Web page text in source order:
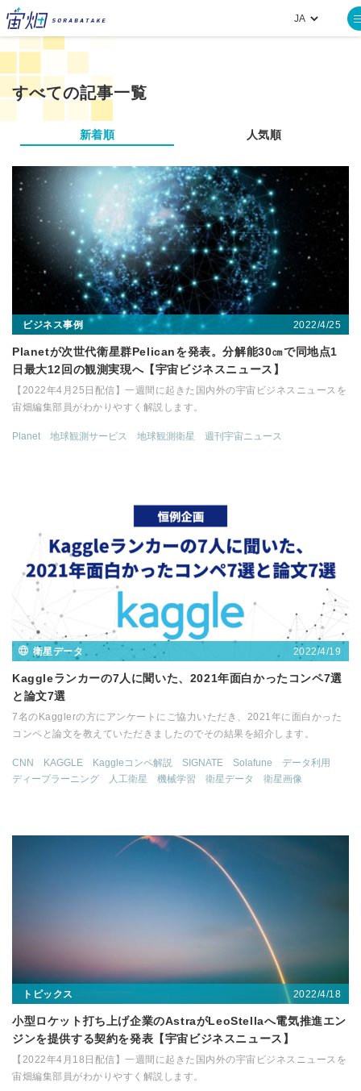
すべての記事一覧
新着順 人気順
ビジネス事例 2022/4/25
Planetが次世代衛星群Pelicanを発表。分解能30㎝で同地点1
日最大12回の観測実現へ【宇宙ビジネスニュース】
【2022年4月25日配信】一週間に起きた国内外の宇宙ビジネスニュースを
宙畑編集部員がわかりやすく解説します。
Planet 地球観測サービス 地球観測衛星 週刊宇宙ニュース
衛星データ 2022/4/19
Kaggleランカーの7人に聞いた、2021年面白かったコンペ7選
と論文7選
7名のKagglerの方にアンケートにご協力いただき、2021年に面白かった
コンペと論文を教えていただきましたのでその結果を紹介します。
CNN KAGGLE Kaggleコンペ解説 SIGNATE Solafune
データ利用
ディープラーニング
人工衛星 機械学習 衛星データ 衛星画像
トピックス 2022/4/18
小型ロケット打ち上げ企業のAstraがLeoStellaへ電気推進エン
ジンを提供する契約を発表【宇宙ビジネスニュース】
【2022年4月18日配信】一週間に起きた国内外の宇宙ビジネスニュースを
宙畑編集部員がわかりやすく解説します。